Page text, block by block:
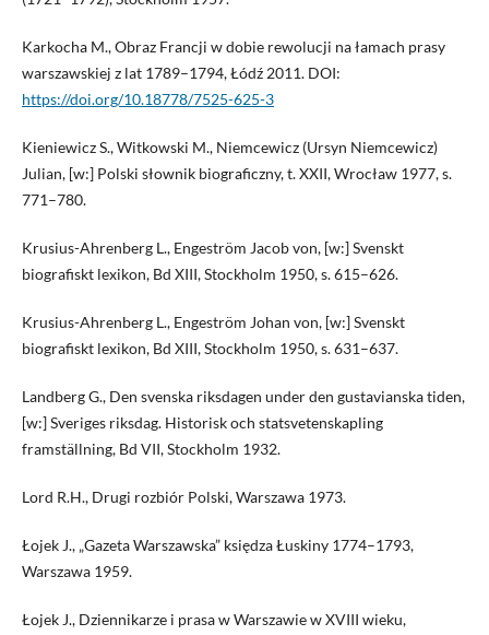
Karkocha M., Obraz Francji w dobie rewolucji na łamach prasy
warszawskiej z lat 1789–1794, Łódź 2011. DOI:
https://doi.org/10.18778/7525-625-3
Kieniewicz S., Witkowski M., Niemcewicz (Ursyn Niemcewicz)
Julian, [w:] Polski słownik biograficzny, t. XXII, Wrocław 1977, s.
771–780.
Krusius-Ahrenberg L., Engeström Jacob von, [w:] Svenskt
biografiskt lexikon, Bd XIII, Stockholm 1950, s. 615–626.
Krusius-Ahrenberg L., Engeström Johan von, [w:] Svenskt
biografiskt lexikon, Bd XIII, Stockholm 1950, s. 631–637.
Landberg G., Den svenska riksdagen under den gustavianska tiden,
[w:] Sveriges riksdag. Historisk och statsvetenskapling
framställning, Bd VII, Stockholm 1932.
Lord R.H., Drugi rozbiór Polski, Warszawa 1973.
Łojek J., „Gazeta Warszawska” księdza Łuskiny 1774–1793,
Warszawa 1959.
Łojek J., Dziennikarze i prasa w Warszawie w XVIII wieku,